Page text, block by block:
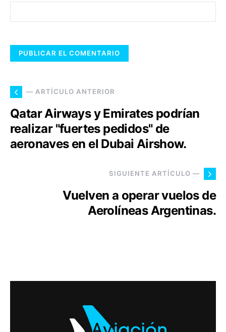
— ARTÍCULO ANTERIOR
Qatar Airways y Emirates podrían
realizar "fuertes pedidos" de
aeronaves en el Dubai Airshow.
SIGUIENTE ARTÍCULO —
Vuelven a operar vuelos de
Aerolíneas Argentinas.